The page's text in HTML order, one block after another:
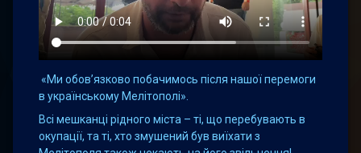
«Ми обов’язково побачимось після нашої перемоги
в українському Мелітополі».
Всі мешканці рідного міста – ті, що перебувають в
окупації, та ті, хто змушений був виїхати з